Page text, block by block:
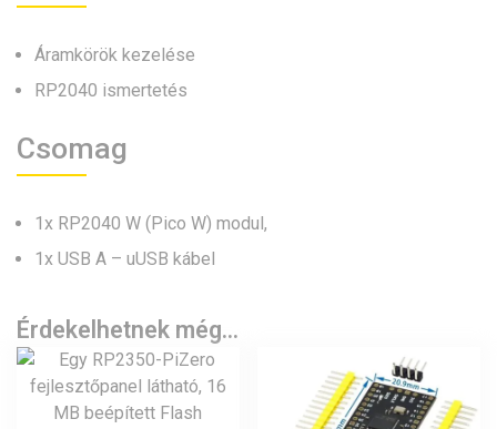
Áramkörök kezelése
RP2040 ismertetés
Csomag
1x RP2040 W (Pico W) modul,
1x USB A – uUSB kábel
Érdekelhetnek még…